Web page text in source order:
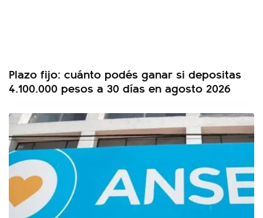
Plazo fijo: cuánto podés ganar si depositas
4.100.000 pesos a 30 días en agosto 2026